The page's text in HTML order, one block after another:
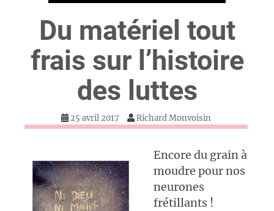
Du matériel tout
frais sur l’histoire
des luttes
25 avril 2017 Richard Monvoisin
Encore du grain à
moudre pour nos
neurones
frétillants !